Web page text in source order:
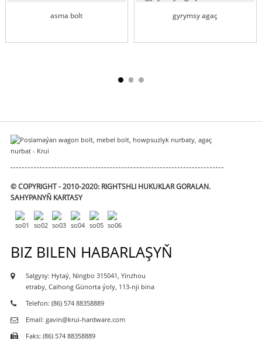
asma bolt gyrymsy agaç
© COPYRIGHT - 2010-2020: RIGHTSHLI HUKUKLAR GORALAN.
SAHYPANYŇ KARTASY
BIZ BILEN HABARLAŞYŇ
Salgysy: Hytaý, Ningbo 315041, Yinzhou
etraby, Caihong Günorta ýoly, 113-nji bina
Telefon: (86) 574 88358889
Email: gavin@krui-hardware.com
Faks: (86) 574 88358889